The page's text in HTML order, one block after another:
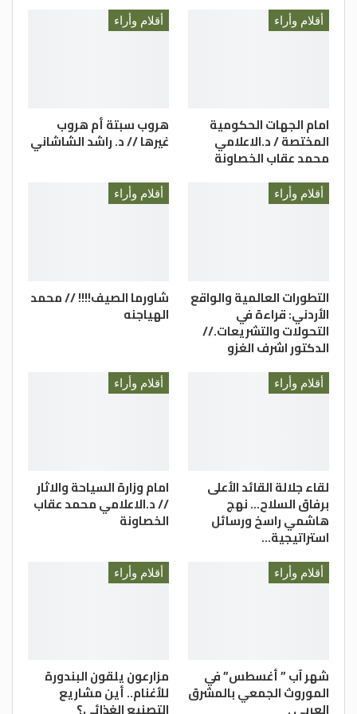
بين الأمس، واليوم تؤكد، وتعزز هذا التميز
أقلام وأراء
امام الجهات الحكومية
المختصة / د.الاعلامي
محمد عقاب الخصاونة
أقلام وأراء
هروب سبتة أم هروب
غيرها // د. راشد الشاشاني
أقلام وأراء
التطورات العالمية والواقع
الأردني: قراءة في
التحولات والتشريعات.//
الدكتور اشرف الغزو
أقلام وأراء
شاورما الصيف!!!! // محمد
الهياجنه
أقلام وأراء
لقاء جلالة القائد الأعلى
برفاق السلاح… نهج
هاشمي راسخ ورسائل
استراتيجية…
أقلام وأراء
امام وزارة السياحة والاثار
// د.الاعلامي محمد عقاب
الخصاونة
أقلام وأراء
شهر آب ” أغسطس” في
الموروث الجمعي بالمشرق
أقلام وأراء
مزارعون يلقون البندورة
للأغنام.. أين مشاريع